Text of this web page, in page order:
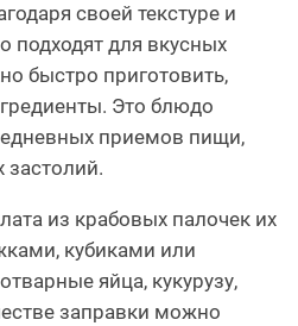
своей текстуре и
подходят для вкусных
быстро приготовить,
Это блюдо
приемов пищи,
застолий.
из крабовых палочек их
кубиками или
яйца, кукурузу,
заправки можно